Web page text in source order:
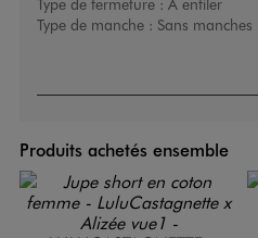
Type de manche : Sans manches
Produits achetés ensemble